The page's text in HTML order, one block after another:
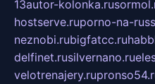
13autor-kolonka.ru
hostserve.ruporno-na-
neznobi.rubigfatcc.ru
delfinet.rusilvernano.ru
velotrenajery.ru